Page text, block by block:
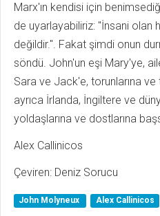
Marx'ın kendisi için
de uyarlayabiliriz: "İnsani olan
değildir.". Fakat şimdi onun
söndü. John'un eşi Mary'ye,
Sara ve Jack'e, torunlarına ve
ayrıca İrlanda, İngiltere ve
yoldaşlarına ve dostlarına
Alex Callinicos
Çeviren: Deniz Sorucu
John Molyneux Alex Callinicos